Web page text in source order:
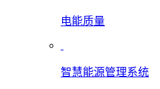
电能质量
智慧能源管理系统